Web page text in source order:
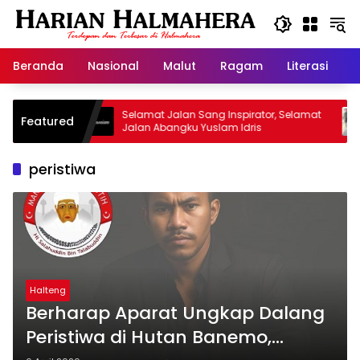
Langsung
Beranda
Nasional Malut Ragam Literasi
Featured
Selamat Jalan Sang Inspirator, Selamat
Jalan Abangku Yuslam Idris
peristiwa
Halteng
Berharap Aparat Ungkap Dalang
Peristiwa di Hutan Banemo,